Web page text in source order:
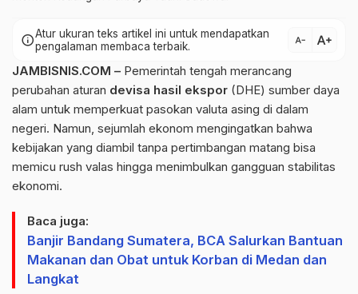
infoAtur ukuran teks artikel ini untuk mendapatkan
pengalaman membaca terbaik.
text_decrease text_increase
JAMBISNIS.COM – Pemerintah tengah merancang
perubahan aturan devisa hasil ekspor (DHE) sumber daya
alam untuk memperkuat pasokan valuta asing di dalam
negeri. Namun, sejumlah ekonom mengingatkan bahwa
kebijakan yang diambil tanpa pertimbangan matang bisa
memicu rush valas hingga menimbulkan gangguan stabilitas
ekonomi.
Baca juga:
Banjir Bandang Sumatera, BCA Salurkan Bantuan
Makanan dan Obat untuk Korban di Medan dan
Langkat